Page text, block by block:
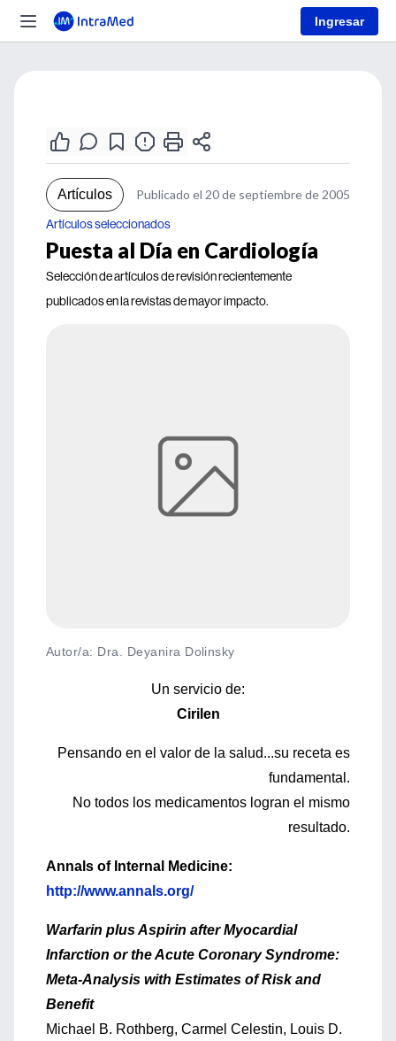
Ingresar
Artículos Publicado el 20 de septiembre de 2005
Artículos seleccionados
Puesta al Día en Cardiología
Selección de artículos de revisión recientemente
publicados en la revistas de mayor impacto.
Autor/a: Dra. Deyanira Dolinsky
Un servicio de:
Cirilen
Pensando en el valor de la salud...su receta es
fundamental.
No todos los medicamentos logran el mismo
resultado.
Annals of Internal Medicine:
http://www.annals.org/
Warfarin plus Aspirin after Myocardial
Infarction or the Acute Coronary Syndrome:
Meta-Analysis with Estimates of Risk and
Benefit
Michael B. Rothberg, Carmel Celestin, Louis D.